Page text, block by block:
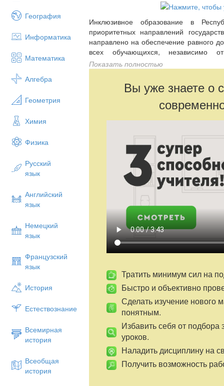
География
Информатика
Математика
Алгебра
Геометрия
Химия
Физика
Русский
язык
Английский
язык
Немецкий
язык
Французский
язык
История
Естествознание
Всемирная
история
Всеобщая
история
Инклюзивное образование в
приоритетных направлений
направлено на обеспечение равного
всех обучающихся, независимо
социальных и иных особенностей.
полноценного развития каждого
обучающимся с особыми
требуется адаптация
Настоящее методическое пособие
Показать полностью
Вы уже знаете о
Тратить минимум сил на
Быстро и объективно
Сделать изучение нового
понятным.
Избавить себя от подбора
уроков.
Наладить дисциплину на
Получить возможность